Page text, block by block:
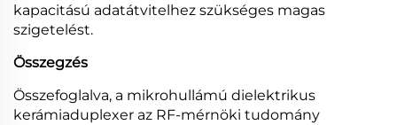
kapacitású adatátvitelhez szükséges magas
szigetelést.
Összegzés
Összefoglalva, a mikrohullámú dielektrikus
kerámiaduplexer az RF-mérnöki tudomány